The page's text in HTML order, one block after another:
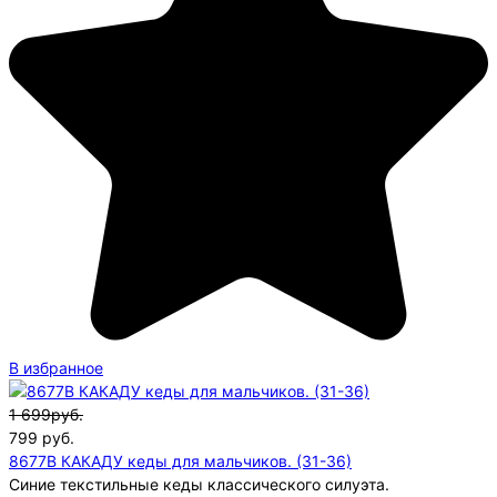
В избранное
1 699руб.
799 руб.
8677B КАКАДУ кеды для мальчиков. (31-36)
Синие текстильные кеды классического силуэта.